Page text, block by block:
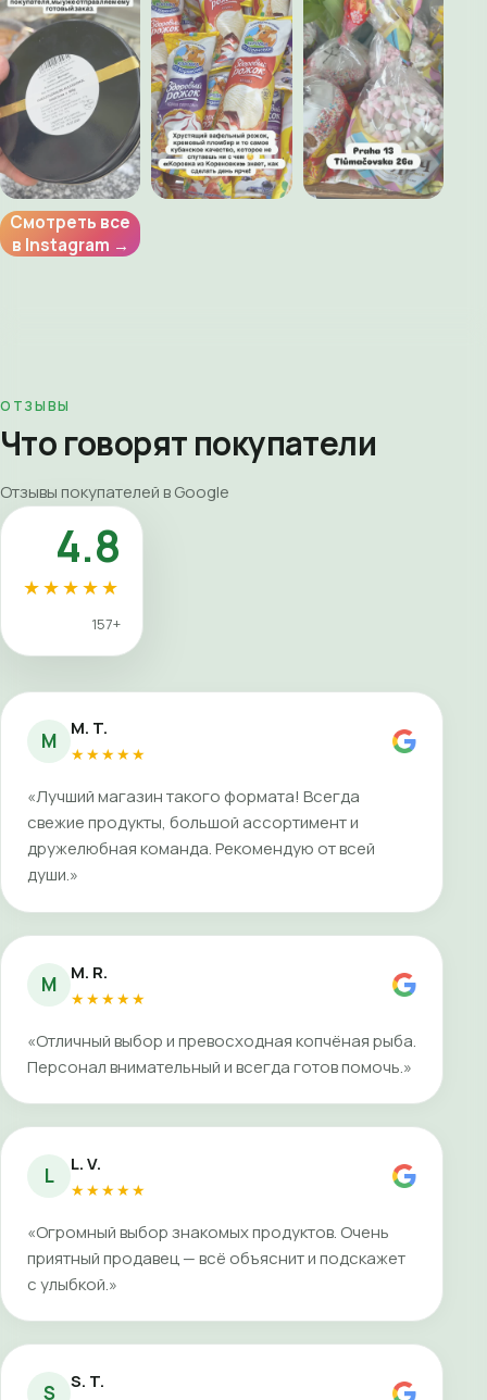
Смотреть все
в Instagram →
ОТЗЫВЫ
Что говорят покупатели
Отзывы покупателей в Google
4.8
★★★★★
157+
M M. T.
★★★★★
«Лучший магазин такого формата! Всегда
свежие продукты, большой ассортимент и
дружелюбная команда. Рекомендую от всей
души.»
M M. R.
★★★★★
«Отличный выбор и превосходная копчёная рыба.
Персонал внимательный и всегда готов помочь.»
L L. V.
★★★★★
«Огромный выбор знакомых продуктов. Очень
приятный продавец — всё объяснит и подскажет
с улыбкой.»
S S. T.